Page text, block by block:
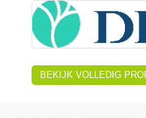
BEKIJK VOLLEDIG